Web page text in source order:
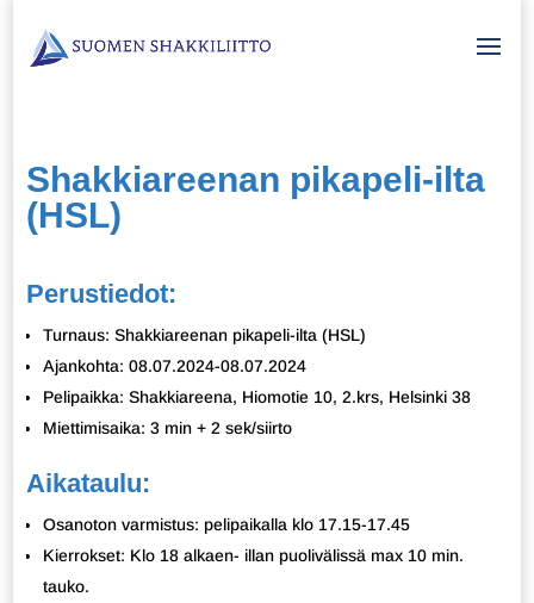
Shakkiareenan pikapeli-ilta
(HSL)
Perustiedot:
Turnaus: Shakkiareenan pikapeli-ilta (HSL)
Ajankohta: 08.07.2024-08.07.2024
Pelipaikka: Shakkiareena, Hiomotie 10, 2.krs, Helsinki 38
Miettimisaika: 3 min + 2 sek/siirto
Aikataulu:
Osanoton varmistus: pelipaikalla klo 17.15-17.45
Kierrokset: Klo 18 alkaen- illan puolivälissä max 10 min.
tauko.